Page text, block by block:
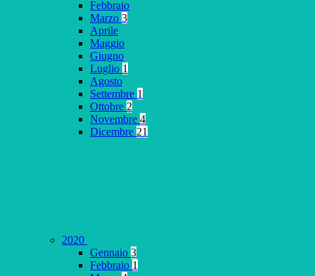
Febbraio
Marzo 3
Aprile
Maggio
Giugno
Luglio 1
Agosto
Settembre 1
Ottobre 2
Novembre 4
Dicembre 21
2020
Gennaio 3
Febbraio 1